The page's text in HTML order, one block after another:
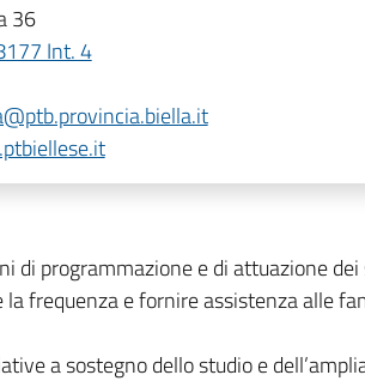
36
Int. 4
di programmazione e di attuazione
frequenza e fornire assistenza alle
a sostegno dello studio e